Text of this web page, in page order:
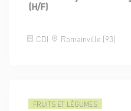
(H/F)
CDI Romainville (93)
FRUITS ET LÉGUMES